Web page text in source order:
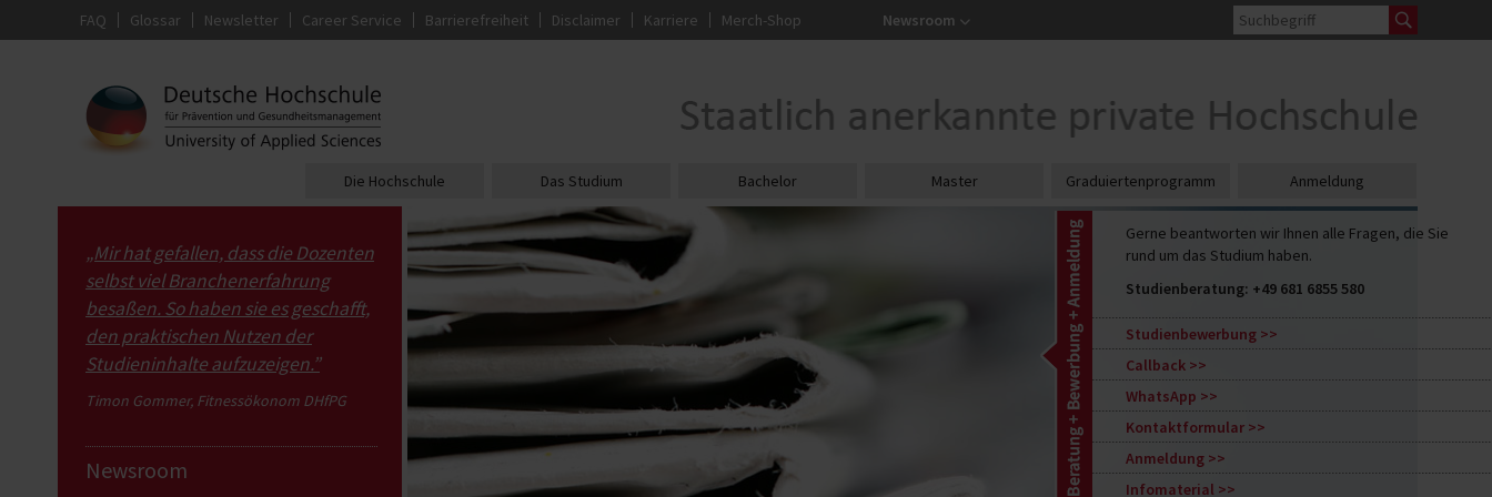
Gerne beantworten wir Ihnen alle Fragen, die Sie
rund um das Studium haben.
Studienberatung: +49 681 6855 580
Studienbewerbung
Callback
WhatsApp
Kontaktformular
Anmeldung
Infomaterial
FAQ Glossar Newsletter Career Service Barrierefreiheit Disclaimer Karriere Merch-Shop Newsroom
Die Hochschule Das Studium Bachelor Master Graduiertenprogramm Anmeldung
„Mir hat gefallen, dass die Dozenten
selbst viel Branchenerfahrung
besaßen. So haben sie es geschafft,
den praktischen Nutzen der
Studieninhalte aufzuzeigen.”
Timon Gommer, Fitnessökonom DHfPG
Newsroom